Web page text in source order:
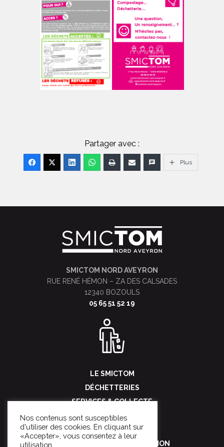
Partager avec :
Plus
FOOTER
SMICTOM NORD AVEYRON
RUE RENÉ HÉMON – ZA DES CALSADES
12340 BOZOULS
05 65 51 52 19
LE SMICTOM
DÉCHETTERIES
SERVICES & COLLECTE
POUR LES PROS
NOUS CONTACTER
SENSIBILISATION & PRÉVENTION
Nos contenus sont susceptibles
d'utiliser des cookies. En cliquant sur
«Accepter», vous consentez à leur
utilisation.